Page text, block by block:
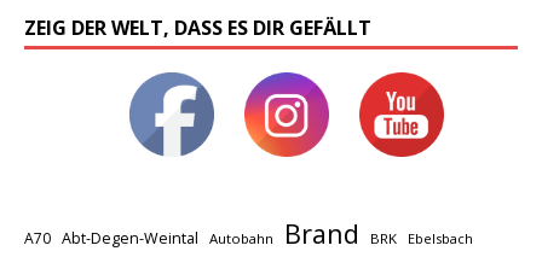
ZEIG DER WELT, DASS ES DIR GEFÄLLT
A70 Abt-Degen-Weintal Autobahn Brand BRK Ebelsbach